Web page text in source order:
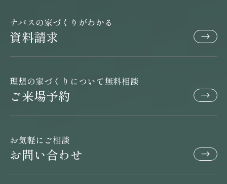
ナパスの家づくりがわかる
資料請求
理想の家づくりについて無料相談
ご来場予約
お気軽にご相談
お問い合わせ